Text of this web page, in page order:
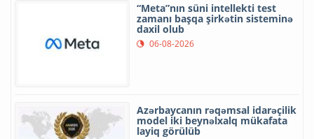
“Meta”nın süni intellekti test
zamanı başqa şirkətin sisteminə
daxil olub
06-08-2026
Azərbaycanın rəqəmsal idarəçilik
model iki beynəlxalq mükafata
layiq görülüb